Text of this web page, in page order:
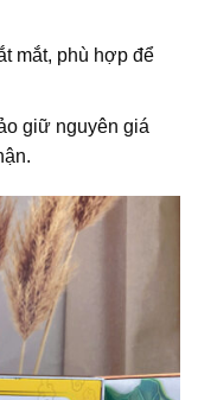
mắt, phù hợp để
giữ nguyên giá